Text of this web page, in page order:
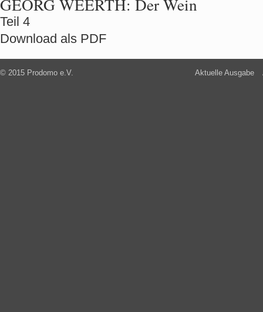
GEORG WEERTH: Der Wein
Teil 4
Download als PDF
© 2015 Prodomo e.V. Aktuelle Ausgabe